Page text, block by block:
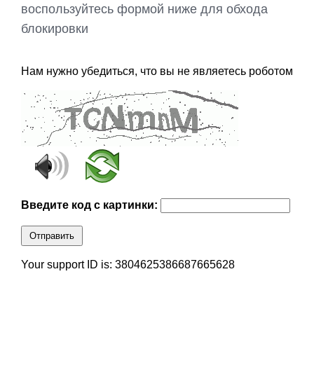
воспользуйтесь формой ниже для обхода
блокировки
Нам нужно убедиться, что вы не являетесь роботом
Введите код с картинки:
Отправить
Your support ID is: 3804625386687665628